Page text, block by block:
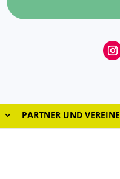
PARTNER UND VEREINE